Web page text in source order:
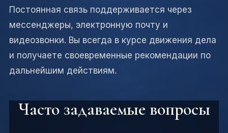
Постоянная связь поддерживается через
мессенджеры, электронную почту и
видеозвонки. Вы всегда в курсе движения дела
и получаете своевременные рекомендации по
дальнейшим действиям.
Часто задаваемые вопросы